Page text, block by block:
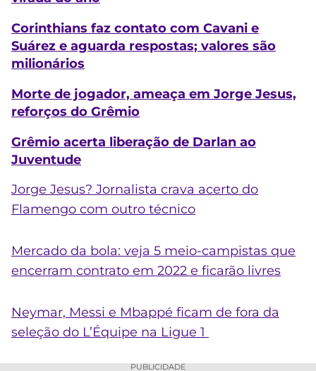
Corinthians faz contato com Cavani e
Suárez e aguarda respostas; valores são
milionários
Morte de jogador, ameaça em Jorge Jesus,
reforços do Grêmio
Grêmio acerta liberação de Darlan ao
Juventude
Jorge Jesus? Jornalista crava acerto do
Flamengo com outro técnico
Mercado da bola: veja 5 meio-campistas que
encerram contrato em 2022 e ficarão livres
Neymar, Messi e Mbappé ficam de fora da
seleção do L’Équipe na Ligue 1
PUBLICIDADE